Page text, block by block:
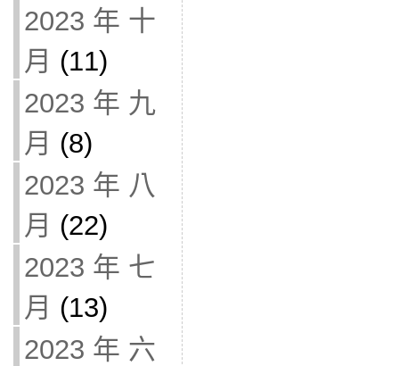
2023 年 十
月 (11)
2023 年 九
月 (8)
2023 年 八
月 (22)
2023 年 七
月 (13)
2023 年 六